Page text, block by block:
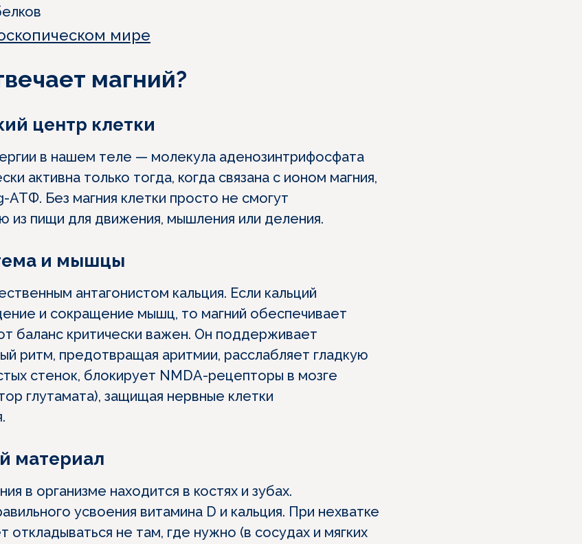
мире
магний?
центр клетки
в нашем теле — молекула аденозинтрифосфата
активна только тогда, когда связана с ионом магния,
АТФ. Без магния клетки просто не смогут
из пищи для движения, мышления или деления.
и мышцы
антагонистом кальция. Если кальций
и сокращение мышц, то магний обеспечивает
баланс критически важен. Он поддерживает
ритм, предотвращая аритмии, расслабляет гладкую
стенок, блокирует NMDA-рецепторы в мозге
глутамата), защищая нервные клетки
материал
в организме находится в костях и зубах.
усвоения витамина D и кальция. При нехватке
откладываться не там, где нужно (в сосудах и мягких